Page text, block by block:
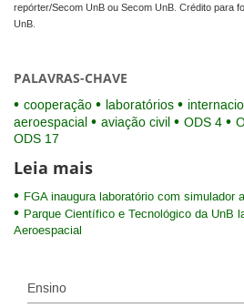
repórter/Secom UnB ou Secom UnB. Crédito para
UnB.
PALAVRAS-CHAVE
cooperação laboratórios
aeroespacial
aviação civil ODS 4
ODS 17
Leia mais
FGA inaugura laboratório com simulador
Parque Científico e Tecnológico da UnB
Aeroespacial
Ensino